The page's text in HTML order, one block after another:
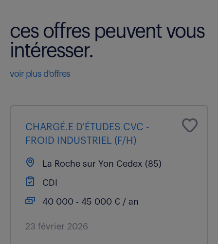
ces offres peuvent vous
intéresser.
voir plus d'offres
CHARGÉ.E D'ÉTUDES CVC -
FROID INDUSTRIEL (F/H)
La Roche sur Yon Cedex (85)
CDI
40 000 - 45 000 € / an
23 février 2026